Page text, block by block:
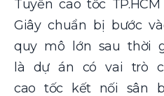
Tuyến cao tốc
Giây chuẩn bị bước
quy mô lớn sau thời
là dự án có vai trò
cao tốc kết nối sân